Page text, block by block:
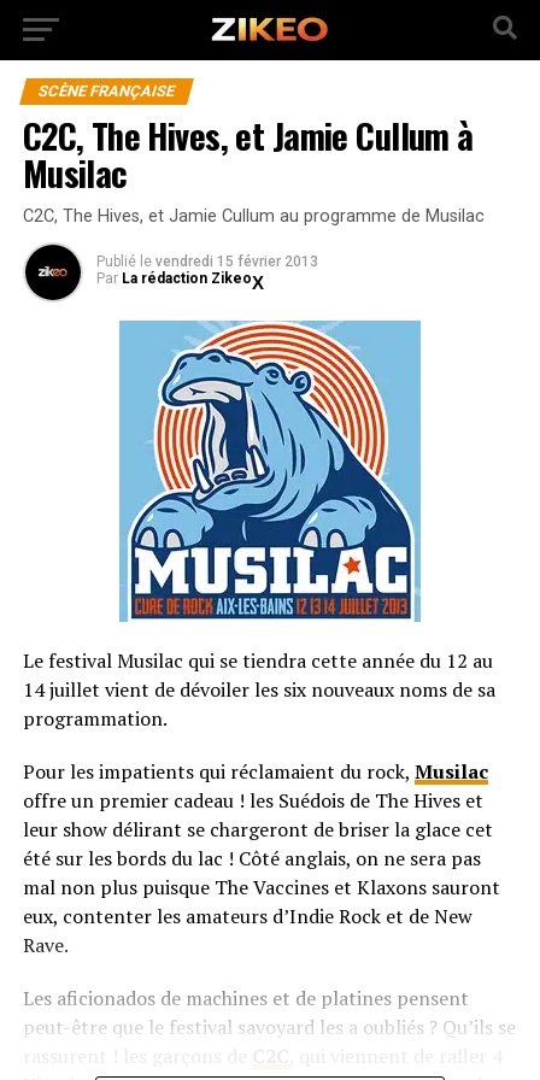
SCÈNE FRANÇAISE
C2C, The Hives, et Jamie Cullum à
Musilac
C2C, The Hives, et Jamie Cullum au programme de Musilac
Publié le vendredi 15 février 2013
Par La rédaction Zikeo
Le festival Musilac qui se tiendra cette année du 12 au
14 juillet vient de dévoiler les six nouveaux noms de sa
programmation.
Pour les impatients qui réclamaient du rock, Musilac
offre un premier cadeau ! les Suédois de The Hives et
leur show délirant se chargeront de briser la glace cet
été sur les bords du lac ! Côté anglais, on ne sera pas
mal non plus puisque The Vaccines et Klaxons sauront
eux, contenter les amateurs d’Indie Rock et de New
Rave.
Les aficionados de machines et de platines pensent
peut-être que le festival savoyard les a oubliés ? Qu’ils se